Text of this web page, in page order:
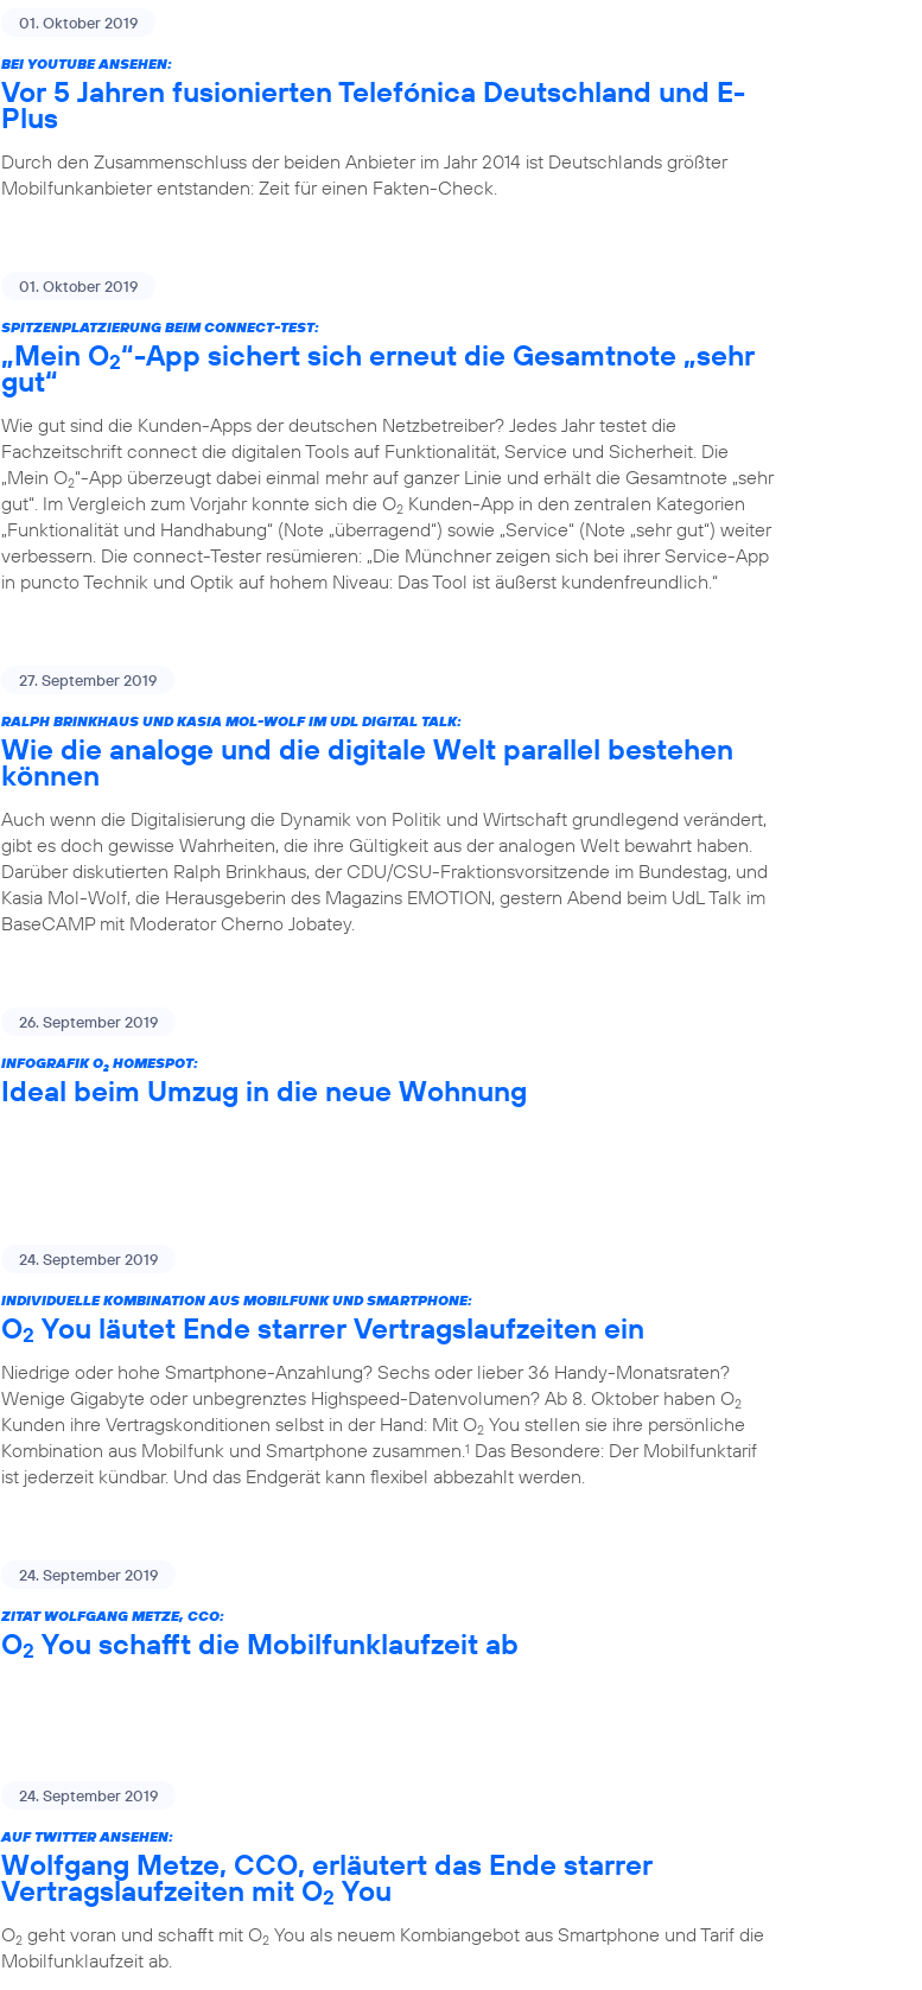
01. Oktober 2019
BEI YOUTUBE ANSEHEN:
Vor 5 Jahren fusionierten Telefónica Deutschland und E-
Plus
Durch den Zusammenschluss der beiden Anbieter im Jahr 2014 ist Deutschlands größter
Mobilfunkanbieter entstanden: Zeit für einen Fakten-Check.
01. Oktober 2019
SPITZENPLATZIERUNG BEIM CONNECT-TEST:
„Mein O2“-App sichert sich erneut die Gesamtnote „sehr
gut“
Wie gut sind die Kunden-Apps der deutschen Netzbetreiber? Jedes Jahr testet die
Fachzeitschrift connect die digitalen Tools auf Funktionalität, Service und Sicherheit. Die
„Mein O2“-App überzeugt dabei einmal mehr auf ganzer Linie und erhält die Gesamtnote „sehr
gut“. Im Vergleich zum Vorjahr konnte sich die O2 Kunden-App in den zentralen Kategorien
„Funktionalität und Handhabung“ (Note „überragend“) sowie „Service“ (Note „sehr gut“) weiter
verbessern. Die connect-Tester resümieren: „Die Münchner zeigen sich bei ihrer Service-App
in puncto Technik und Optik auf hohem Niveau: Das Tool ist äußerst kundenfreundlich.“
27. September 2019
RALPH BRINKHAUS UND KASIA MOL-WOLF IM UDL DIGITAL TALK:
Wie die analoge und die digitale Welt parallel bestehen
können
Auch wenn die Digitalisierung die Dynamik von Politik und Wirtschaft grundlegend verändert,
gibt es doch gewisse Wahrheiten, die ihre Gültigkeit aus der analogen Welt bewahrt haben.
Darüber diskutierten Ralph Brinkhaus, der CDU/CSU-Fraktionsvorsitzende im Bundestag, und
Kasia Mol-Wolf, die Herausgeberin des Magazins EMOTION, gestern Abend beim UdL Talk im
BaseCAMP mit Moderator Cherno Jobatey.
26. September 2019
INFOGRAFIK O2 HOMESPOT:
Ideal beim Umzug in die neue Wohnung
24. September 2019
INDIVIDUELLE KOMBINATION AUS MOBILFUNK UND SMARTPHONE:
O2 You läutet Ende starrer Vertragslaufzeiten ein
Niedrige oder hohe Smartphone-Anzahlung? Sechs oder lieber 36 Handy-Monatsraten?
Wenige Gigabyte oder unbegrenztes Highspeed-Datenvolumen? Ab 8. Oktober haben O2
Kunden ihre Vertragskonditionen selbst in der Hand: Mit O2 You stellen sie ihre persönliche
Kombination aus Mobilfunk und Smartphone zusammen.1 Das Besondere: Der Mobilfunktarif
ist jederzeit kündbar. Und das Endgerät kann flexibel abbezahlt werden.
24. September 2019
ZITAT WOLFGANG METZE, CCO:
O2 You schafft die Mobilfunklaufzeit ab
24. September 2019
AUF TWITTER ANSEHEN:
Wolfgang Metze, CCO, erläutert das Ende starrer
Vertragslaufzeiten mit O2 You
O2 geht voran und schafft mit O2 You als neuem Kombiangebot aus Smartphone und Tarif die
Mobilfunklaufzeit ab.